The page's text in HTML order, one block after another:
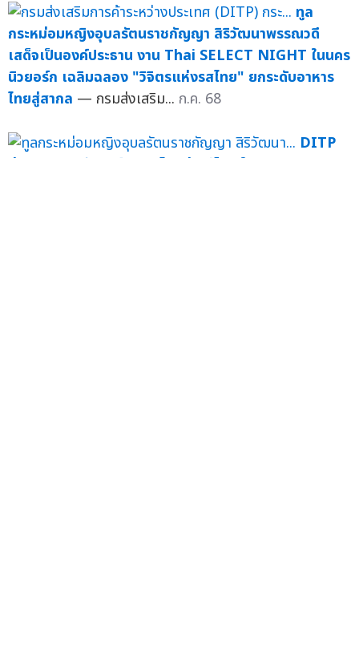
ทูล
กระหม่อมหญิงอุบลรัตนราชกัญญา สิริวัฒนาพรรณวดี
เสด็จเป็นองค์ประธาน งาน Thai SELECT NIGHT ในนคร
นิวยอร์ก เฉลิมฉลอง "วิจิตรแห่งรสไทย" ยกระดับอาหาร
ไทยสู่สากล — กรมส่งเสริม... ก.ค. 68
DITP
ส่งเสริมภาพลักษณ์อาหารไทยสู่เวทีโลก ในงาน 'Royal